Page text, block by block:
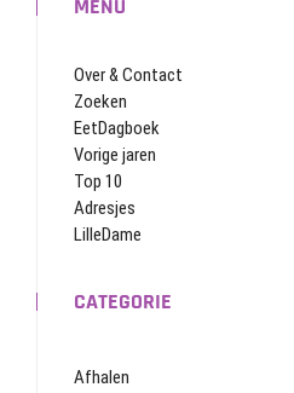
MENU
Over & Contact
Zoeken
EetDagboek
Vorige jaren
Top 10
Adresjes
LilleDame
CATEGORIE
Afhalen